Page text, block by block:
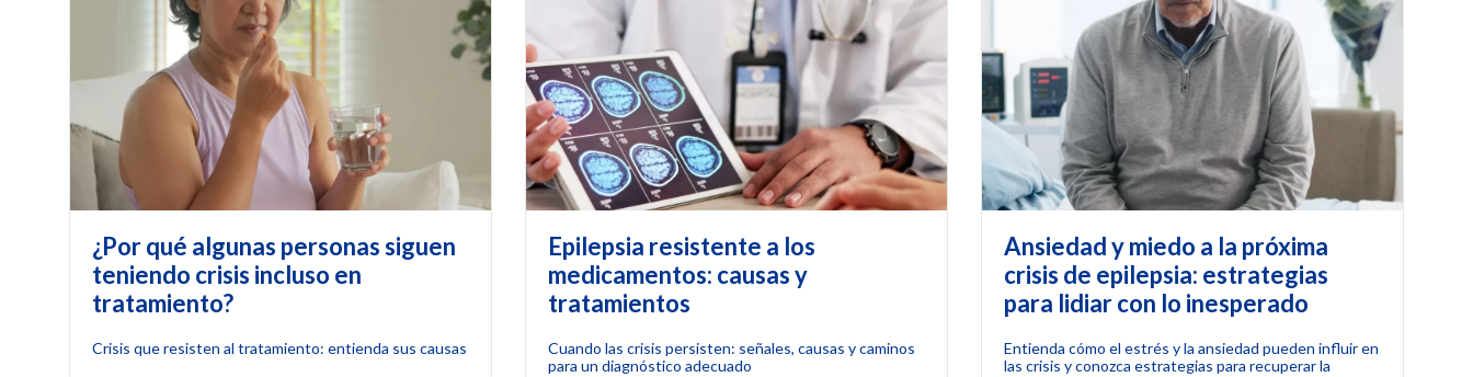
¿Por qué algunas personas siguen
teniendo crisis incluso en
tratamiento?
Crisis que resisten al tratamiento: entienda sus causas
Epilepsia resistente a los
medicamentos: causas y
tratamientos
Cuando las crisis persisten: señales, causas y caminos
para un diagnóstico adecuado
Ansiedad y miedo a la próxima
crisis de epilepsia: estrategias
para lidiar con lo inesperado
Entienda cómo el estrés y la ansiedad pueden influir en
las crisis y conozca estrategias para recuperar la